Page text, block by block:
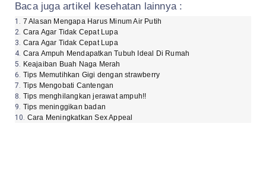
Baca juga artikel kesehatan lainnya :
7 Alasan Mengapa Harus Minum Air Putih
Cara Agar Tidak Cepat Lupa
Cara Agar Tidak Cepat Lupa
Cara Ampuh Mendapatkan Tubuh Ideal Di Rumah
Keajaiban Buah Naga Merah
Tips Memutihkan Gigi dengan strawberry
Tips Mengobati Cantengan
Tips menghilangkan jerawat ampuh!!
Tips meninggikan badan
Cara Meningkatkan Sex Appeal